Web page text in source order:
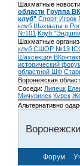
Шахматные
области Группа
клуб" Спорт-Игрок
клуб Шахматы в
№101 Клуб
Шахматные
клуб СШОР №13
Шахсекция
исторический
областной ШФ
Воронежская
Соседи: Липецк
Мичуринск Курск
Альтернативно
Форум